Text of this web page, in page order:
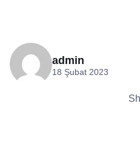
admin
18 Şubat 2023